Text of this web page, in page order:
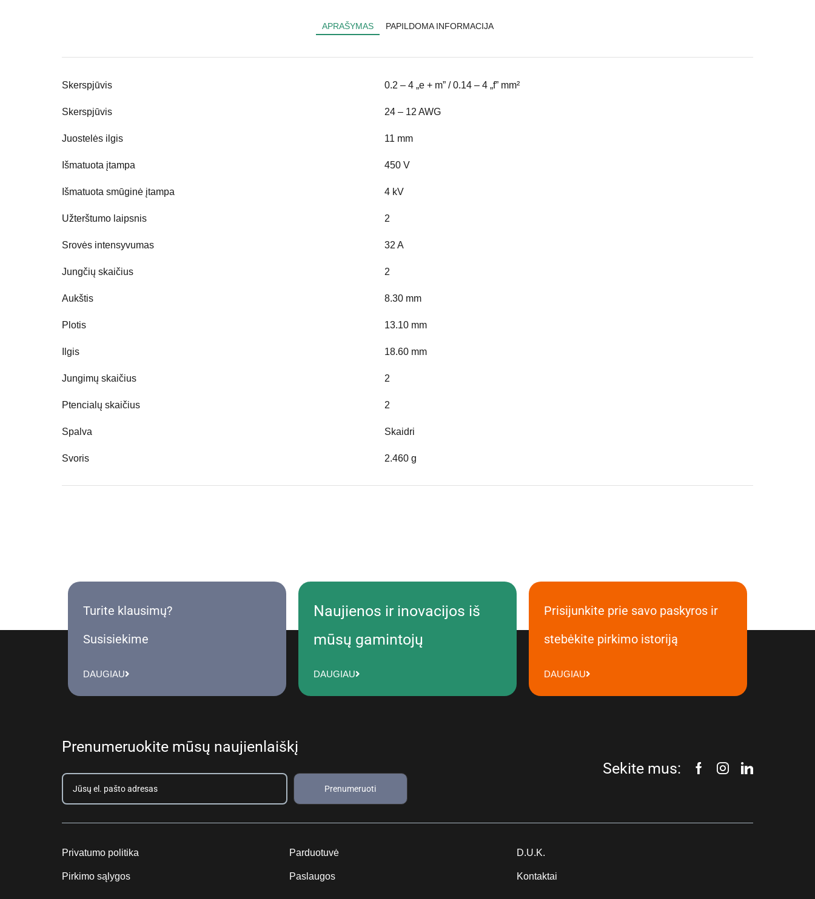
APRAŠYMAS PAPILDOMA INFORMACIJA
Skerspjūvis 0.2 – 4 „e + m” / 0.14 – 4 „f” mm²
Skerspjūvis 24 – 12 AWG
Juostelės ilgis 11 mm
Išmatuota įtampa 450 V
Išmatuota smūginė įtampa 4 kV
Užterštumo laipsnis 2
Srovės intensyvumas 32 A
Jungčių skaičius 2
Aukštis 8.30 mm
Plotis 13.10 mm
Ilgis 18.60 mm
Jungimų skaičius 2
Ptencialų skaičius 2
Spalva Skaidri
Svoris 2.460 g
Turite klausimų?
Susisiekime
DAUGIAU
Naujienos ir inovacijos iš
mūsų gamintojų
DAUGIAU
Prisijunkite prie savo paskyros ir
stebėkite pirkimo istoriją
DAUGIAU
Prenumeruokite mūsų naujienlaiškį
Prenumeruoti
Sekite mus:
Privatumo politika
Pirkimo sąlygos
Parduotuvė
Paslaugos
D.U.K.
Kontaktai